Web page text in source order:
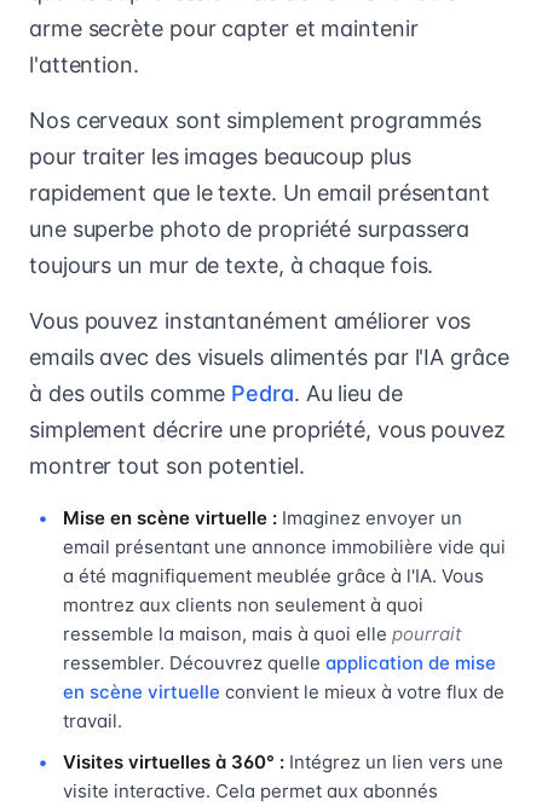
arme secrète pour capter et maintenir
l'attention.
Nos cerveaux sont simplement programmés
pour traiter les images beaucoup plus
rapidement que le texte. Un email présentant
une superbe photo de propriété surpassera
toujours un mur de texte, à chaque fois.
Vous pouvez instantanément améliorer vos
emails avec des visuels alimentés par l'IA grâce
à des outils comme Pedra. Au lieu de
simplement décrire une propriété, vous pouvez
montrer tout son potentiel.
Mise en scène virtuelle : Imaginez envoyer un
email présentant une annonce immobilière vide qui
a été magnifiquement meublée grâce à l'IA. Vous
montrez aux clients non seulement à quoi
ressemble la maison, mais à quoi elle pourrait
ressembler. Découvrez quelle application de mise
en scène virtuelle convient le mieux à votre flux de
travail.
Visites virtuelles à 360° : Intégrez un lien vers une
visite interactive. Cela permet aux abonnés